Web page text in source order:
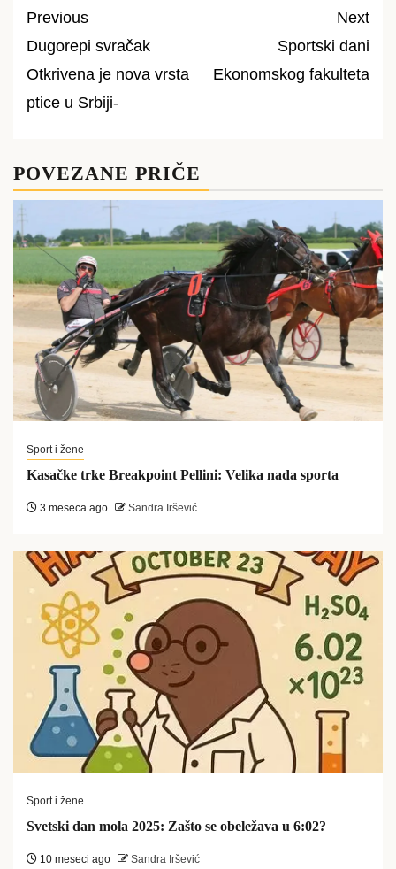
Post
navigation
Previous
Dugorepi svračak
Otkrivena je nova vrsta
ptice u Srbiji-
Next
Sportski dani
Ekonomskog fakulteta
POVEZANE PRIČE
Sport i žene
Kasačke trke Breakpoint Pellini: Velika nada sporta
3 meseca ago Sandra Iršević
Sport i žene
Svetski dan mola 2025: Zašto se obeležava u 6:02?
10 meseci ago Sandra Iršević